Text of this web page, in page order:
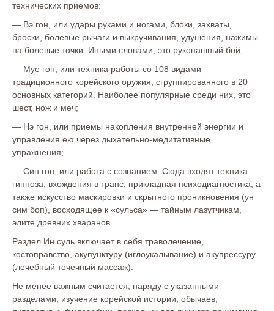
технических приемов:
— Вэ гон, или удары руками и ногами, блоки, захваты,
броски, болевые рычаги и выкручивания, удушения, нажимы
на болевые точки. Иными словами, это рукопашный бой;
— Муе гон, или техника работы со 108 видами
традиционного корейского оружия, сгруппированного в 20
основных категорий. Наиболее популярные среди них, это
шест, нож и меч;
— Нэ гон, или приемы накопления внутренней энергии и
управления ею через дыхательно-медитативные
упражнения;
— Син гон, или работа с сознанием. Сюда входят техника
гипноза, вхождения в транс, прикладная психодиагностика, а
также искусство маскировки и скрытного проникновения (ун
сим боп), восходящее к «сульса» — тайным лазутчикам,
элите древних хваранов.
Раздел Ин суль включает в себя траволечение,
костоправство, акупунктуру (иглоукалывание) и акупрессуру
(лечебный точечный массаж).
Не менее важным считается, наряду с указанными
разделами, изучение корейской истории, обычаев,